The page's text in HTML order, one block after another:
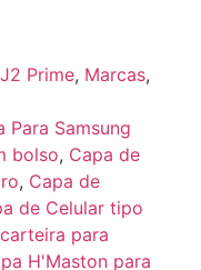
Prime, Marcas,
Para Samsung
bolso, Capa de
, Capa de
de Celular tipo
para
H'Maston para